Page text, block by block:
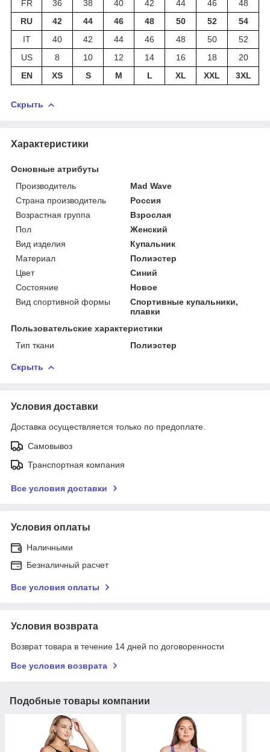
FR 36 38 40 42 44 46
48
RU
42 44 46 48 50 52
54
IT
40 42 44 46 48 50
52
US
8 10 12 14 16 18
20
EN
XS S M L XL XXL 3XL
Скрыть
Характеристики
Основные атрибуты
Производитель
Mad Wave
Страна производитель
Россия
Возрастная группа
Взрослая
Пол
Женский
Вид изделия
Купальник
Материал
Полиэстер
Цвет
Синий
Состояние
Новое
Вид спортивной формы
Спортивные купальники,
плавки
Пользовательские характеристики
Тип ткани
Полиэстер
Скрыть
Условия доставки
Доставка осуществляется только по предоплате.
Самовывоз
Транспортная компания
Все условия доставки
Условия оплаты
Наличными
Безналичный расчет
Все условия оплаты
Условия возврата
Возврат товара в течение 14 дней по договоренности
Все условия возврата
Подобные товары компании